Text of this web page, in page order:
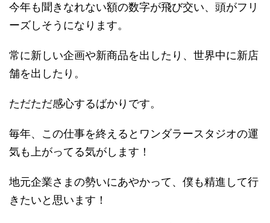
今年も聞きなれない額の数字が飛び交い、頭がフリ
ーズしそうになります。
常に新しい企画や新商品を出したり、世界中に新店
舗を出したり。
ただただ感心するばかりです。
毎年、この仕事を終えるとワンダラースタジオの運
気も上がってる気がします！
地元企業さまの勢いにあやかって、僕も精進して行
きたいと思います！